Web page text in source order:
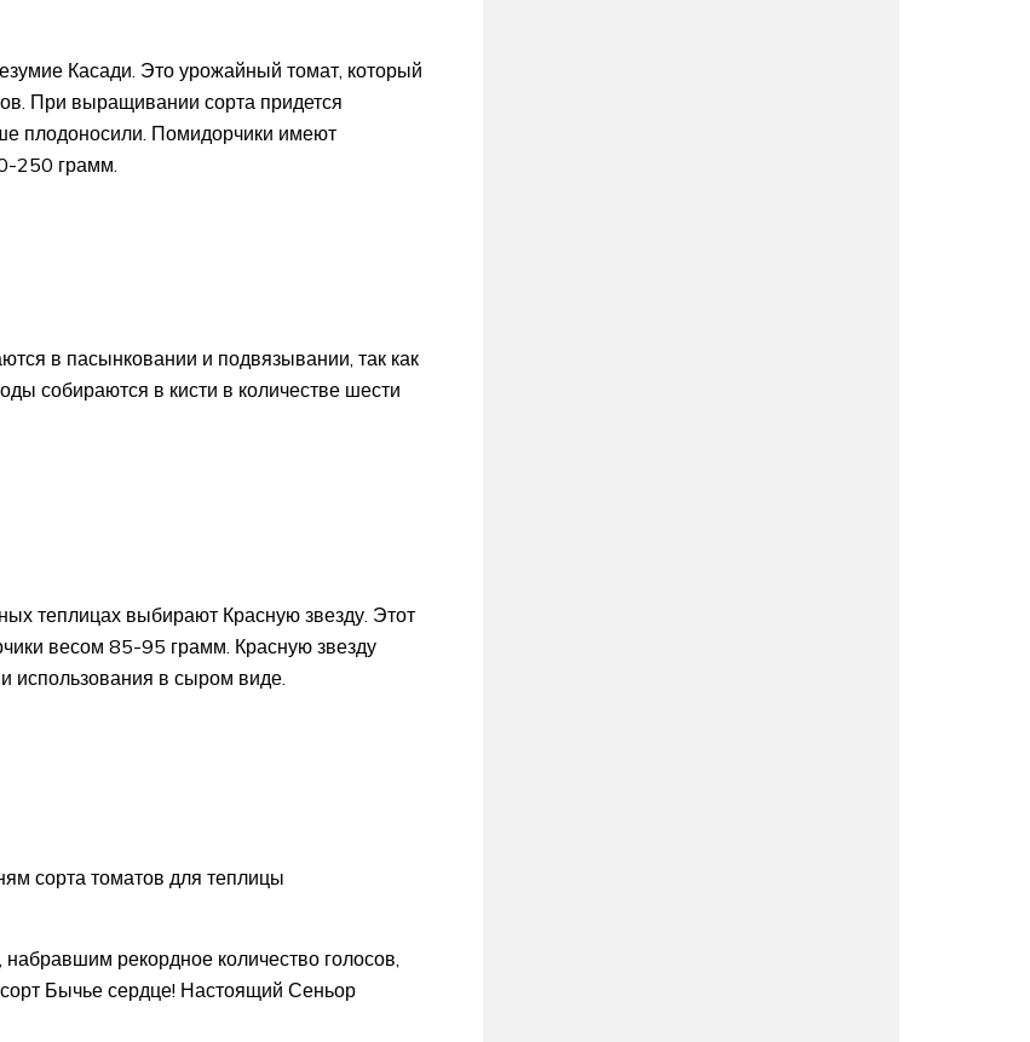
Касади. Это урожайный томат, который
При выращивании сорта придется
плодоносили. Помидорчики имеют
250 грамм.
в пасынковании и подвязывании, так как
собираются в кисти в количестве шести
теплицах выбирают Красную звезду. Этот
весом 85-95 грамм. Красную звезду
использования в сыром виде.
сорта томатов для теплицы
рекордное количество голосов,
Бычье сердце! Настоящий Сеньор